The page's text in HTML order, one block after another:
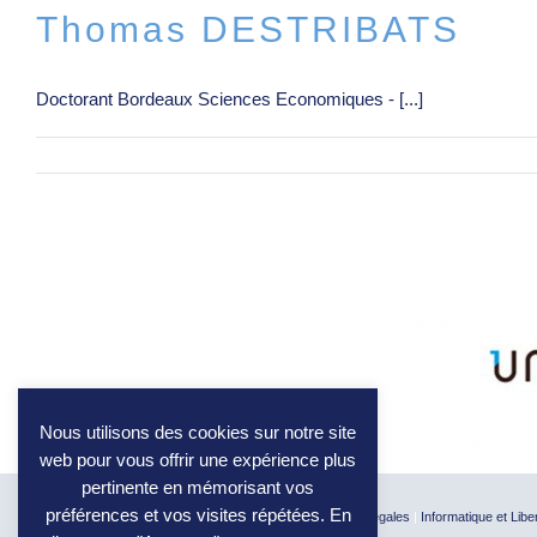
Thomas DESTRIBATS
Doctorant Bordeaux Sciences Economiques - [...]
© 2026 BxSE. Tous droits réservés Crédits et mentions légales Informatique et
Nous utilisons des cookies sur notre site
web pour vous offrir une expérience plus
pertinente en mémorisant vos
préférences et vos visites répétées. En